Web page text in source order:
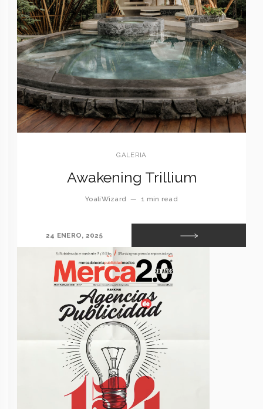
GALERIA
Awakening Trillium
YoaliWizard — 1 min read
24 ENERO, 2025